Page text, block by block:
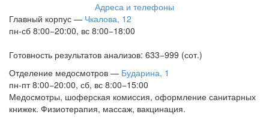
Адреса и телефоны
Главный корпус — Чкалова, 12
пн-сб 8:00−20:00, вс 8:00−18:00
Готовность результатов анализов: 633−999 (сот.)
Отделение медосмотров — Бударина, 1
пн-пт 8:00−20:00, сб, вс 8:00−15:00
Медосмотры, шоферская комиссия, оформление санитарных
книжек. Физиотерапия, массаж, вакцинация.